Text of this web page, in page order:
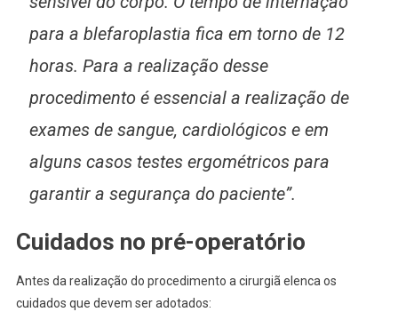
para a blefaroplastia fica em torno de 12
horas. Para a realização desse
procedimento é essencial a realização de
exames de sangue, cardiológicos e em
alguns casos testes ergométricos para
garantir a segurança do paciente”.
Cuidados no pré-operatório
Antes da realização do procedimento a cirurgiã elenca os
cuidados que devem ser adotados: